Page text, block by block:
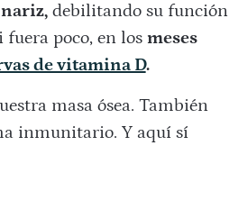
debilitando su función
poco, en los meses
de vitamina D.
masa ósea. También
inmunitario. Y aquí sí